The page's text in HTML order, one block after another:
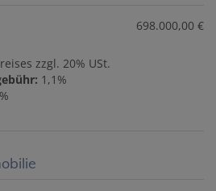
698.000,00 €
zzgl. 20% USt.
1,1%